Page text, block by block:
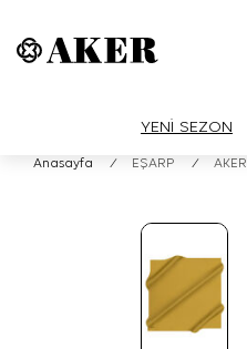
YENİ SEZON
Anasayfa / EŞARP / AKER